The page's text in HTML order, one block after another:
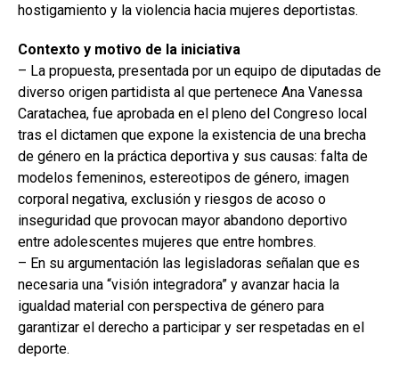
hostigamiento y la violencia hacia mujeres deportistas.
Contexto y motivo de la iniciativa
– La propuesta, presentada por un equipo de diputadas de
diverso origen partidista al que pertenece Ana Vanessa
Caratachea, fue aprobada en el pleno del Congreso local
tras el dictamen que expone la existencia de una brecha
de género en la práctica deportiva y sus causas: falta de
modelos femeninos, estereotipos de género, imagen
corporal negativa, exclusión y riesgos de acoso o
inseguridad que provocan mayor abandono deportivo
entre adolescentes mujeres que entre hombres.
– En su argumentación las legisladoras señalan que es
necesaria una “visión integradora” y avanzar hacia la
igualdad material con perspectiva de género para
garantizar el derecho a participar y ser respetadas en el
deporte.